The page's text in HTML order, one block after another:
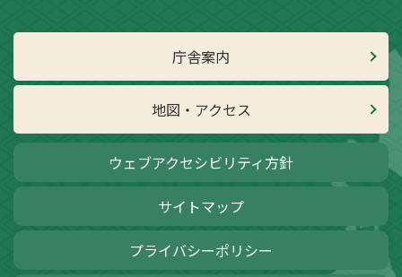
庁舎案内
地図・アクセス
ウェブアクセシビリティ方針
サイトマップ
プライバシーポリシー